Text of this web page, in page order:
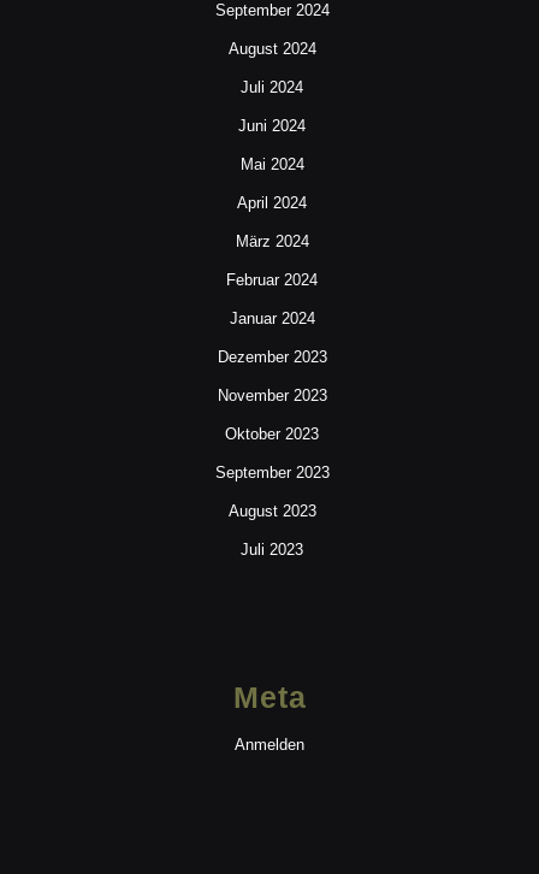
September 2024
August 2024
Juli 2024
Juni 2024
Mai 2024
April 2024
März 2024
Februar 2024
Januar 2024
Dezember 2023
November 2023
Oktober 2023
September 2023
August 2023
Juli 2023
Meta
Anmelden